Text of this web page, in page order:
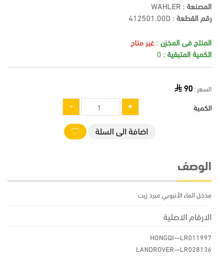
المصنعة : WAHLER
رقم القطعة :
412501.00D
المنتج فى المخزن : غير متاح
الكمية المتبقية : 0
السعر :90
الكمية
اضافة الى السلة
الوصف
مدخل الماء الأنبوبي مبرد زيت
الارقام الاصلية
HONGQI—LR011997
LANDROVER—LR028136